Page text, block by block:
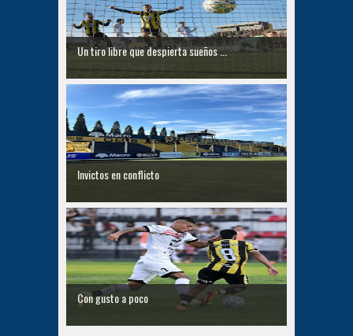
Un tiro libre que despierta sueños ...
Invictos en conflicto
Con gusto a poco